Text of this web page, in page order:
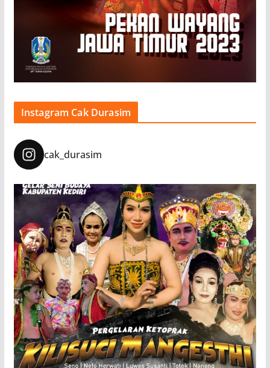
Instagram Cak Durasim
cak_durasim